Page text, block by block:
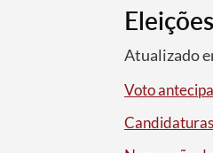
Atualizado
Voto